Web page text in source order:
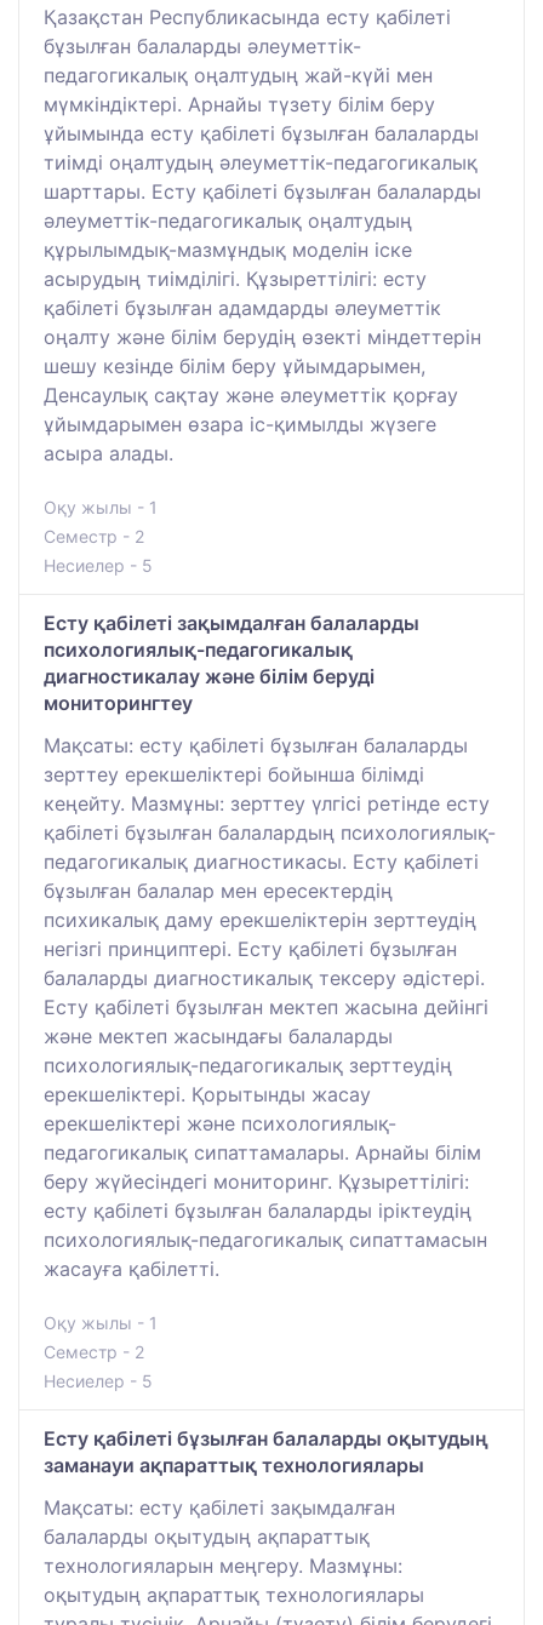
Қазақстан Республикасында есту қабілеті
бұзылған балаларды әлеуметтік-
педагогикалық оңалтудың жай-күйі мен
мүмкіндіктері. Арнайы түзету білім беру
ұйымында есту қабілеті бұзылған балаларды
тиімді оңалтудың әлеуметтік-педагогикалық
шарттары. Есту қабілеті бұзылған балаларды
әлеуметтік-педагогикалық оңалтудың
құрылымдық-мазмұндық моделін іске
асырудың тиімділігі. Құзыреттілігі: есту
қабілеті бұзылған адамдарды әлеуметтік
оңалту және білім берудің өзекті міндеттерін
шешу кезінде білім беру ұйымдарымен,
Денсаулық сақтау және әлеуметтік қорғау
ұйымдарымен өзара іс-қимылды жүзеге
асыра алады.
Оқу жылы - 1
Семестр - 2
Несиелер - 5
Есту қабілеті зақымдалған балаларды
психологиялық-педагогикалық
диагностикалау және білім беруді
мониторингтеу
Мақсаты: есту қабілеті бұзылған балаларды
зерттеу ерекшеліктері бойынша білімді
кеңейту. Мазмұны: зерттеу үлгісі ретінде есту
қабілеті бұзылған балалардың психологиялық-
педагогикалық диагностикасы. Есту қабілеті
бұзылған балалар мен ересектердің
психикалық даму ерекшеліктерін зерттеудің
негізгі принциптері. Есту қабілеті бұзылған
балаларды диагностикалық тексеру әдістері.
Есту қабілеті бұзылған мектеп жасына дейінгі
және мектеп жасындағы балаларды
психологиялық-педагогикалық зерттеудің
ерекшеліктері. Қорытынды жасау
ерекшеліктері және психологиялық-
педагогикалық сипаттамалары. Арнайы білім
беру жүйесіндегі мониторинг. Құзыреттілігі:
есту қабілеті бұзылған балаларды іріктеудің
психологиялық-педагогикалық сипаттамасын
жасауға қабілетті.
Оқу жылы - 1
Семестр - 2
Несиелер - 5
Есту қабілеті бұзылған балаларды оқытудың
заманауи ақпараттық технологиялары
Мақсаты: есту қабілеті зақымдалған
балаларды оқытудың ақпараттық
технологияларын меңгеру. Мазмұны:
оқытудың ақпараттық технологиялары